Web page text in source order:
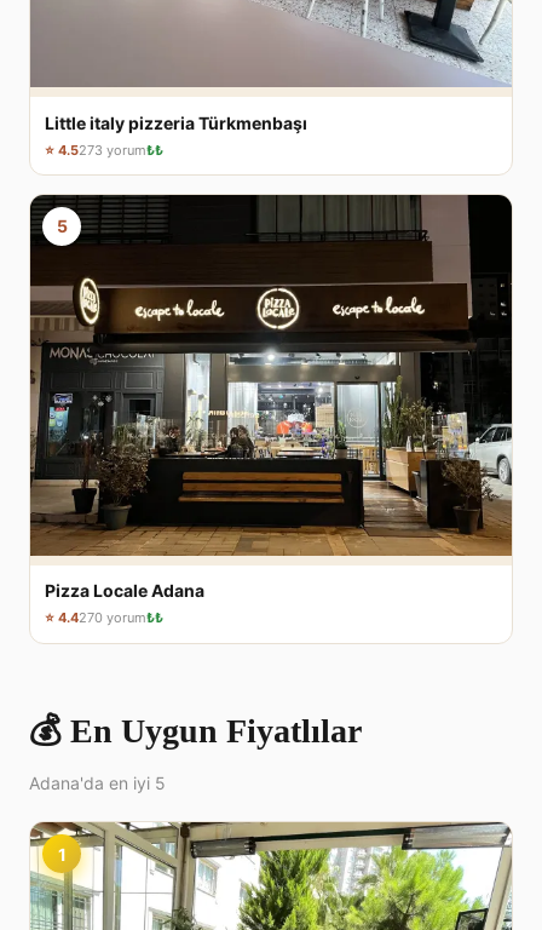
Little italy pizzeria Türkmenbaşı
⭐ 4.5273 yorum₺₺
5
Pizza Locale Adana
⭐ 4.4270 yorum₺₺
💰 En Uygun Fiyatlılar
Adana'da en iyi 5
1